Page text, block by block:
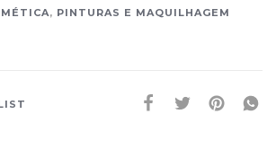
, PINTURAS E MAQUILHAGEM